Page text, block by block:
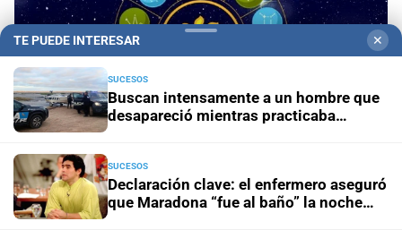
Panorama astrológico Horóscopo de hoy 7 de
agosto de 2026
TE PUEDE INTERESAR ✕
SUCESOS
Buscan intensamente a un hombre que
desapareció mientras practicaba
SUCESOS
Declaración clave: el enfermero aseguró
que Maradona “fue al baño” la noche